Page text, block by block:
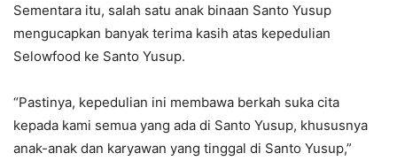
Sementara itu, salah satu anak binaan Santo Yusup
mengucapkan banyak terima kasih atas kepedulian
Selowfood ke Santo Yusup.
“Pastinya, kepedulian ini membawa berkah suka cita
kepada kami semua yang ada di Santo Yusup, khususnya
anak-anak dan karyawan yang tinggal di Santo Yusup,”